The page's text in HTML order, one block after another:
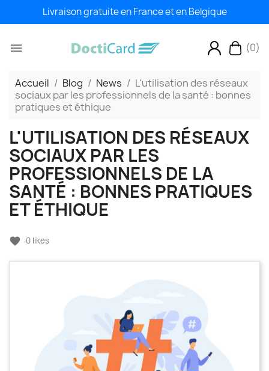
Livraison gratuite en France et en Belgique
 (0)
Accueil Blog News
L'utilisation des réseaux
sociaux par les professionnels de la santé : bonnes
pratiques et éthique
L'UTILISATION DES RÉSEAUX
SOCIAUX PAR LES
PROFESSIONNELS DE LA
SANTÉ : BONNES PRATIQUES
ET ÉTHIQUE
favorite 0 likes